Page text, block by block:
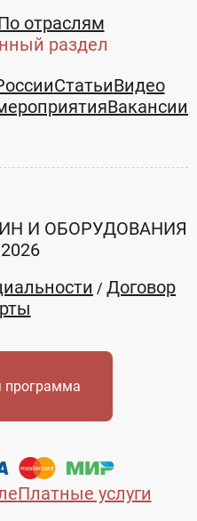
отраслям
раздел
СтатьиВидео
Вакансии
Платные услуги
И ОБОРУДОВАНИЯ
/ Договор
программа